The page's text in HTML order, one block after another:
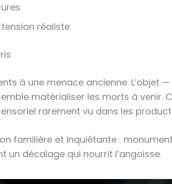
réaliste
à une menace ancienne. L’objet —
matérialiser les morts à venir.
rarement vu dans les
familière et inquiétante :
décalage qui nourrit l’angoisse.